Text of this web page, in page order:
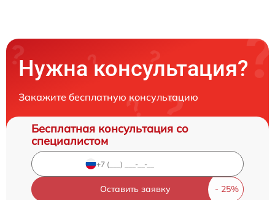
Нужна консультация?
Закажите бесплатную консультацию
Бесплатная консультация со
специалистом
Оставить заявку